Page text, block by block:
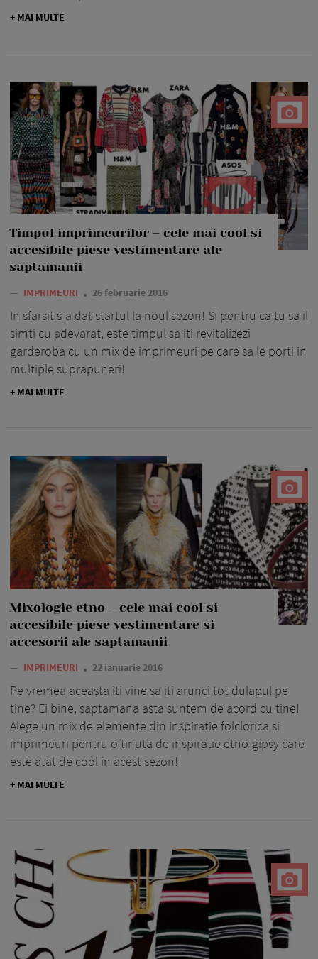
+ MAI MULTE
Timpul imprimeurilor – cele mai cool si
accesibile piese vestimentare ale
saptamanii
— IMPRIMEURI 26 februarie 2016
In sfarsit s-a dat startul la noul sezon! Si pentru ca tu sa il
simti cu adevarat, este timpul sa iti revitalizezi
garderoba cu un mix de imprimeuri pe care sa le porti in
multiple suprapuneri!
+ MAI MULTE
Mixologie etno – cele mai cool si
accesibile piese vestimentare si
accesorii ale saptamanii
— IMPRIMEURI 22 ianuarie 2016
Pe vremea aceasta iti vine sa iti arunci tot dulapul pe
tine? Ei bine, saptamana asta suntem de acord cu tine!
Alege un mix de elemente din inspiratie folclorica si
imprimeuri pentru o tinuta de inspiratie etno-gipsy care
este atat de cool in acest sezon!
+ MAI MULTE